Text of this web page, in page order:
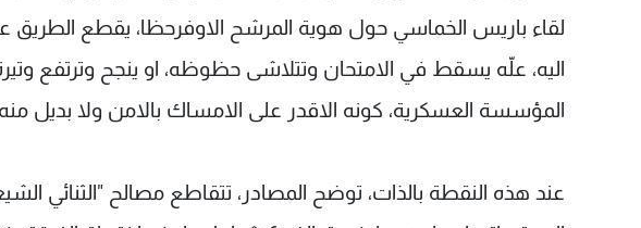
لقاء باريس الخماسي حول هوية المرشح الاوفرحظا، يقطع الطريق
اليه، علّه يسقط في الامتحان وتتلاشى حظوظه، او ينجح وترتفع
المؤسسة العسكرية، كونه الاقدر على الامساك بالامن ولا بديل
عند هذه النقطة بالذات، توضح المصادر، تتقاطع مصالح "الثنائي